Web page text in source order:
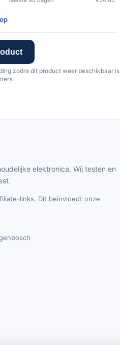
zodra dit product weer beschikbaar is
elektronica. Wij testen en
links. Dit beïnvloedt onze